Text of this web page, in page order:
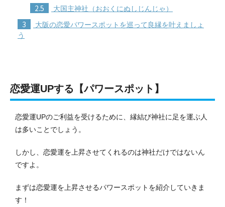
2.5 大国主神社（おおくにぬしじんじゃ）
3
大阪の恋愛パワースポットを巡って良縁を叶えましょ
う
恋愛運UPする【パワースポット】
恋愛運UPのご利益を受けるために、縁結び神社に足を運ぶ人
は多いことでしょう。
しかし、恋愛運を上昇させてくれるのは神社だけではないん
ですよ。
まずは恋愛運を上昇させるパワースポットを紹介していきま
す！